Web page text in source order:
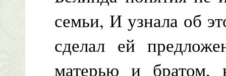
семьи, И узнала об
сделал ей
матерью и братом,